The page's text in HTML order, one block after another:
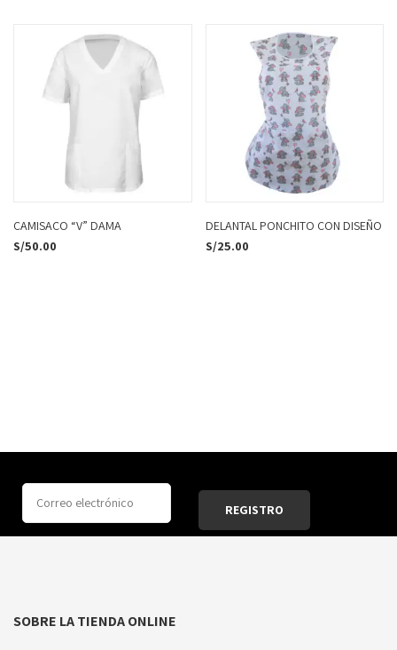
CAMISACO “V” DAMA
S/50.00
DELANTAL PONCHITO CON DISEÑO
S/25.00
SOBRE LA TIENDA ONLINE